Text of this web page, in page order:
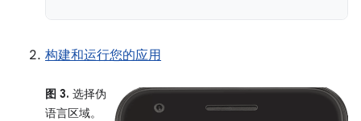
构建和运行您的应用
图 3. 选择伪
语言区域。